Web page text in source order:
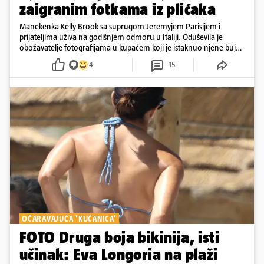
zaigranim fotkama iz plićaka
Manekenka Kelly Brook sa suprugom Jeremyjem Parisijem i
prijateljima uživa na godišnjem odmoru u Italiji. Oduševila je
obožavatelje fotografijama u kupaćem koji je istaknuo njene bujne
4 15
OČARAVAJUĆA 'KUĆANICA'
FOTO Druga boja bikinija, isti
učinak: Eva Longoria na plaži